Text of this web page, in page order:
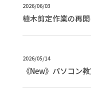
2026/06/03
植木剪定作業の再
2026/05/14
《New》パソコン